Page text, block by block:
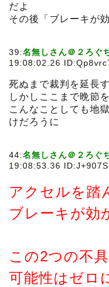
だよ
その後「ブレーキが
39:名無しさん＠２ろぐ
19:08:02.26
死ぬまで裁判を延長
しかしここまで晩節
こんなことしても地
けだろうに
44:名無しさん＠２ろぐ
19:08:53.36
アクセルを踏
ブレーキが効
この2つの不
可能性はゼロ